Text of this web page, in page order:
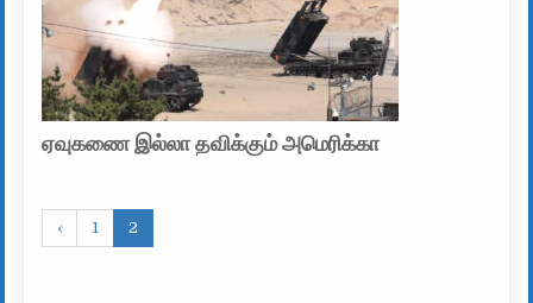
ஏவுகணை இல்லா தவிக்கும் அமெரிக்கா
‹ 1 2